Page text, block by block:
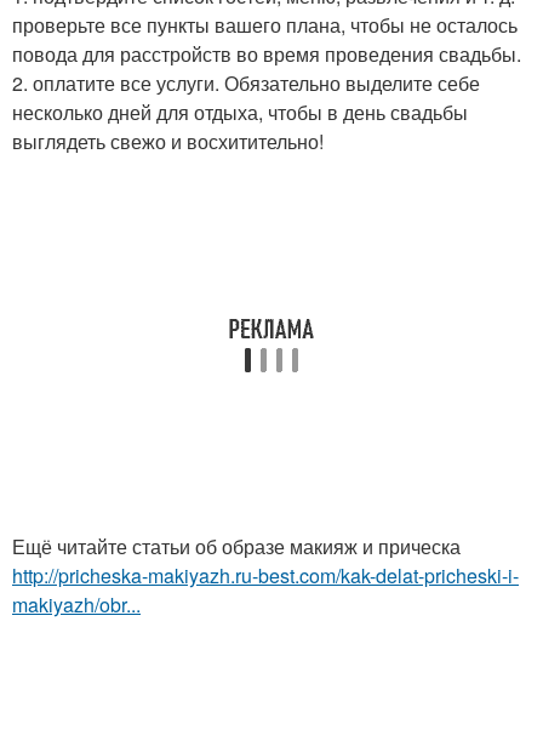
проверьте все пункты вашего плана, чтобы не осталось
повода для расстройств во время проведения свадьбы.
2. оплатите все услуги. Обязательно выделите себе
несколько дней для отдыха, чтобы в день свадьбы
выглядеть свежо и восхитительно!
Ещё читайте статьи об образе макияж и прическа
http://pricheska-makiyazh.ru-best.com/kak-delat-pricheski-i-
makiyazh/obr...